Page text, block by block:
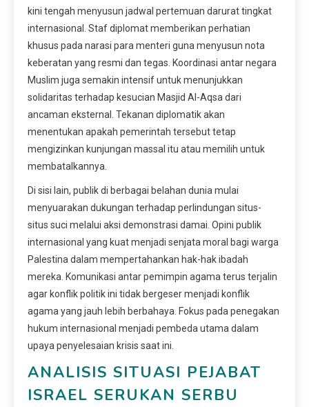
kini tengah menyusun jadwal pertemuan darurat tingkat
internasional. Staf diplomat memberikan perhatian
khusus pada narasi para menteri guna menyusun nota
keberatan yang resmi dan tegas. Koordinasi antar negara
Muslim juga semakin intensif untuk menunjukkan
solidaritas terhadap kesucian Masjid Al-Aqsa dari
ancaman eksternal. Tekanan diplomatik akan
menentukan apakah pemerintah tersebut tetap
mengizinkan kunjungan massal itu atau memilih untuk
membatalkannya.
Di sisi lain, publik di berbagai belahan dunia mulai
menyuarakan dukungan terhadap perlindungan situs-
situs suci melalui aksi demonstrasi damai. Opini publik
internasional yang kuat menjadi senjata moral bagi warga
Palestina dalam mempertahankan hak-hak ibadah
mereka. Komunikasi antar pemimpin agama terus terjalin
agar konflik politik ini tidak bergeser menjadi konflik
agama yang jauh lebih berbahaya. Fokus pada penegakan
hukum internasional menjadi pembeda utama dalam
upaya penyelesaian krisis saat ini.
ANALISIS SITUASI PEJABAT
ISRAEL SERUKAN SERBU